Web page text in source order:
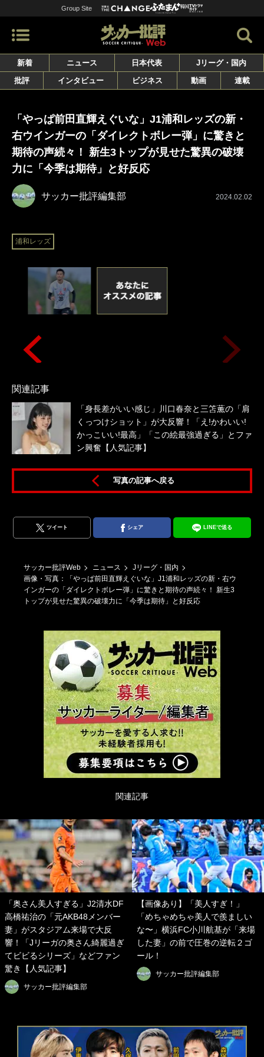
Group Site
新着 ニュース 日本代表
Jリーグ・国内
批評
インタビュー ビジネス 動画 連載
「やっぱ前田直輝えぐいな」J1浦和レッズの新・
右ウインガーの「ダイレクトボレー弾」に驚きと
期待の声続々！ 新生3トップが見せた驚異の破壊
力に「今季は期待」と好反応
サッカー批評編集部 2024.02.02
浦和レッズ
関連記事
「身長差がいい感じ」川口春奈と三笘薫の「肩
くっつけショット」が大反響！「え!かわいい!
かっこいい!最高」「この絵最強過ぎる」とファ
ン興奮【人気記事】
写真の記事へ戻る
ツイート シェア LINEで送る
サッカー批評Web ニュース
Jリーグ・国内
画像・写真：「やっぱ前田直輝えぐいな」J1浦和レッズの新・右ウ
インガーの「ダイレクトボレー弾」に驚きと期待の声続々！ 新生3
トップが見せた驚異の破壊力に「今季は期待」と好反応
関連記事
「奥さん美人すぎる」J2清水DF
高橋祐治の「元AKB48メンバー
妻」がスタジアム来場で大反
響！「Jリーガの奥さん綺麗過ぎ
てビビるシリーズ」などファン
驚き【人気記事】
サッカー批評編集部
【画像あり】「美人すぎ！」
「めちゃめちゃ美人で羨ましい
な〜」横浜FC小川航基が「来場
した妻」の前で圧巻の逆転２ゴ
ール！
サッカー批評編集部